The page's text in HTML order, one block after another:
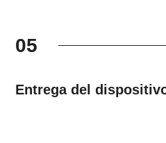
05
Entrega del